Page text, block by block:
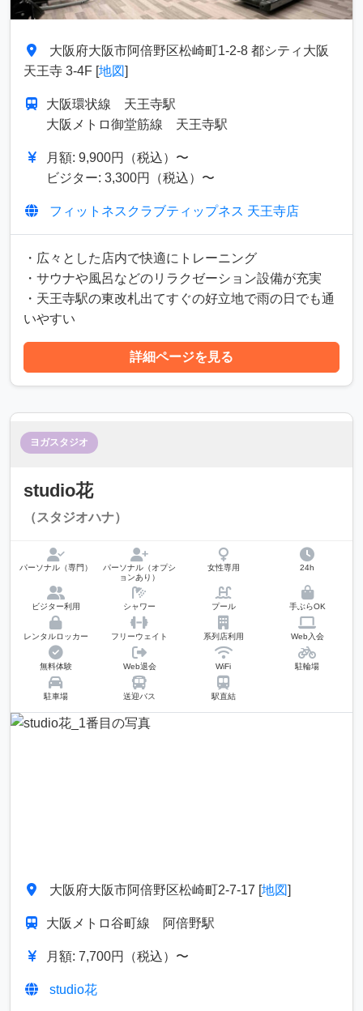
大阪府大阪市阿倍野区松崎町1-2-8 都シティ大阪
天王寺 3-4F [地図]
大阪環状線 天王寺駅
大阪メトロ御堂筋線 天王寺駅
月額: 9,900円（税込）〜
ビジター: 3,300円（税込）〜
フィットネスクラブティップネス 天王寺店
・広々とした店内で快適にトレーニング
・サウナや風呂などのリラクゼーション設備が充実
・天王寺駅の東改札出てすぐの好立地で雨の日でも通
いやすい
詳細ページを見る
ヨガスタジオ
studio花
（スタジオハナ）
パーソナル（専門）
パーソナル（オプシ
ョンあり）
女性専用 24h
ビジター利用 シャワー プール 手ぶらOK
レンタルロッカー フリーウェイト 系列店利用 Web入会
無料体験 Web退会 WiFi 駐輪場
駐車場 送迎バス 駅直結
大阪府大阪市阿倍野区松崎町2-7-17 [地図]
大阪メトロ谷町線 阿倍野駅
月額: 7,700円（税込）〜
studio花